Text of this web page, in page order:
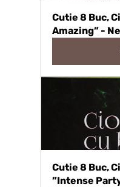
Cutie 8 Buc,
Amazing” -
Cutie 8 Buc,
”Intense